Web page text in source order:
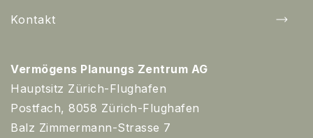
Kontakt
Vermögens Planungs Zentrum AG
Hauptsitz Zürich-Flughafen
Postfach, 8058 Zürich-Flughafen
Balz Zimmermann-Strasse 7